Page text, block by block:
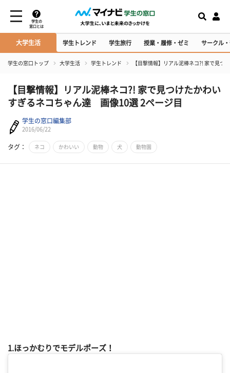
学生の
窓口とは
大学生活 学生トレンド 学生旅行 授業・履修・ゼミ サークル
学生の窓口トップ 大学生活 学生トレンド 【目撃情報】リアル泥棒ネコ?! 家で見
【目撃情報】リアル泥棒ネコ?! 家で見つけたかわい
すぎるネコちゃん達 画像10選 2ページ目
学生の窓口編集部
2016/06/22
タグ： ネコ かわいい 動物 犬 動物園
1.ほっかむりでモデルポーズ！